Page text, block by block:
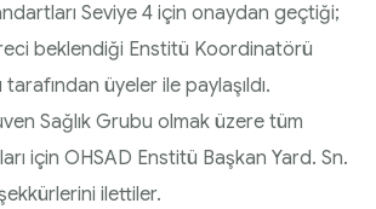
Tedavi Seçenekleri Sunum
Gestasyonel Diyabet Yönetimi
YÖNETİM KOMİTESİ | 2020 Faaliyet
YÖNETİM KOMİTESİ | 2021 Faaliyet
Seviye 4 için onaydan geçtiği;
beklendiği Enstitü Koordinatörü
üyeler ile paylaşıldı.
Sağlık Grubu olmak üzere tüm
için OHSAD Enstitü Başkan Yard. Sn.
ilettiler.